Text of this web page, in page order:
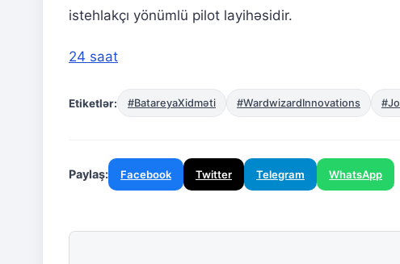
istehlakçı yönümlü pilot layihəsidir.
24 saat
Etiketlər: #BatareyaXidməti #WardwizardInnovations
Paylaş: Facebook Twitter Telegram WhatsApp